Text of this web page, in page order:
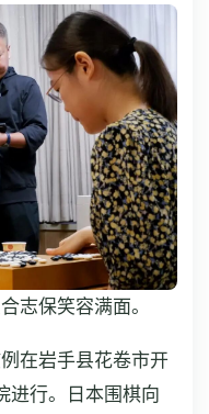
志保笑容满面。
在岩手县花卷市开
进行。日本围棋向